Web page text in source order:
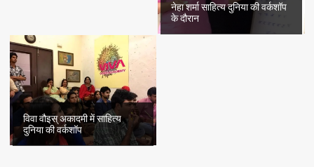
नेहा शर्मा साहित्य दुनिया की वर्कशॉप
के दौरान
विवा वौइस् अकादमी में साहित्य
दुनिया की वर्कशॉप